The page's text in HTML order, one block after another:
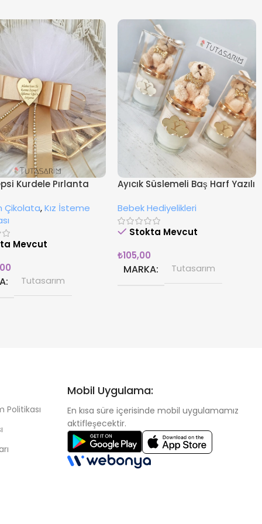
Kurdele Pırlanta
Çikolata,Kız İsteme
Mevcut
Tutasarım
Ayıcık Süslemeli Baş Harf Yazılı
Bebek Hediyelikleri
Stokta Mevcut
₺105,00
MARKA Tutasarım
Politikası
Mobil Uygulama:
En kısa süre içerisinde mobil uygulamamız
aktifleşecektir.